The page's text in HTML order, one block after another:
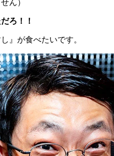
ん）
だろ！！
』が食べたいです。